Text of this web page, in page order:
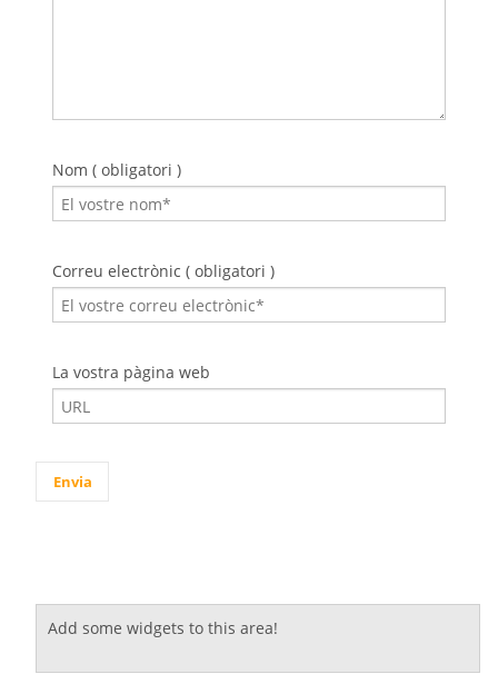
Nom ( obligatori )
Correu electrònic ( obligatori )
La vostra pàgina web
Add some widgets to this area!